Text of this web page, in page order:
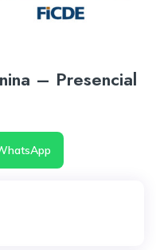
– Presencial